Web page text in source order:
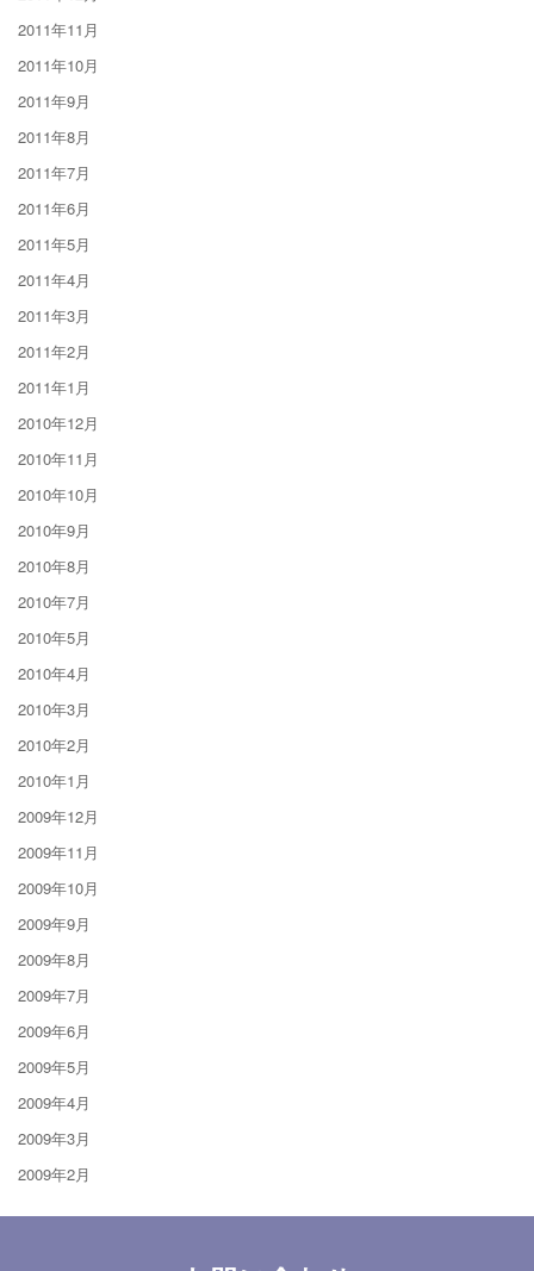
2011年11月
2011年10月
2011年9月
2011年8月
2011年7月
2011年6月
2011年5月
2011年4月
2011年3月
2011年2月
2011年1月
2010年12月
2010年11月
2010年10月
2010年9月
2010年8月
2010年7月
2010年5月
2010年4月
2010年3月
2010年2月
2010年1月
2009年12月
2009年11月
2009年10月
2009年9月
2009年8月
2009年7月
2009年6月
2009年5月
2009年4月
2009年3月
2009年2月